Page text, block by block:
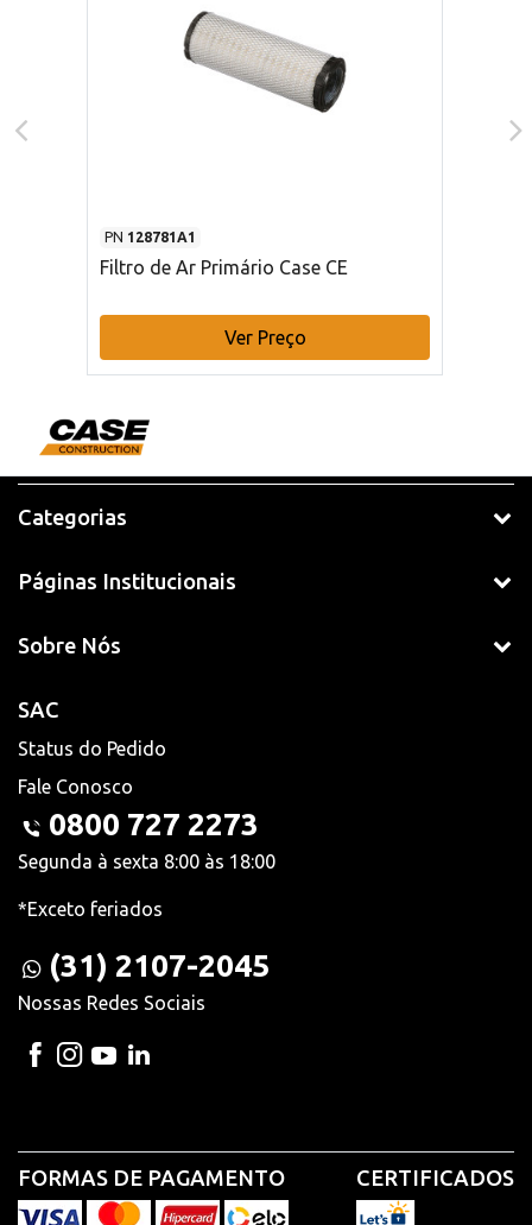
PN 128781A1
Filtro de Ar Primário Case CE
Ver Preço
Categorias
Páginas Institucionais
Sobre Nós
SAC
Status do Pedido
Fale Conosco
0800 727 2273
Segunda à sexta 8:00 às 18:00
*Exceto feriados
(31) 2107-2045
Nossas Redes Sociais
FORMAS DE PAGAMENTO CERTIFICADOS